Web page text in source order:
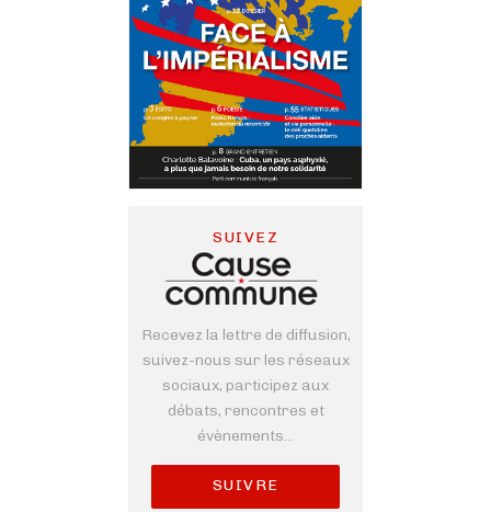
SUIVEZ
Recevez la lettre de diffusion,
suivez-nous sur les réseaux
sociaux, participez aux
débats, rencontres et
évènements...
SUIVRE